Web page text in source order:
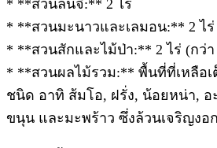
* **สวนลิ้นจี่:** 2 ไร่
* **สวนมะนาวและเลมอน:** 2 ไร่
* **สวนสักและไม้ป่า:** 2 ไร่ (กว่า
* **สวนผลไม้รวม:** พื้นที่ที่เหลือ
ชนิด อาทิ ส้มโอ, ฝรั่ง, น้อยหน่า, อ
ขนุน และมะพร้าว ซึ่งล้วนเจริญงอ